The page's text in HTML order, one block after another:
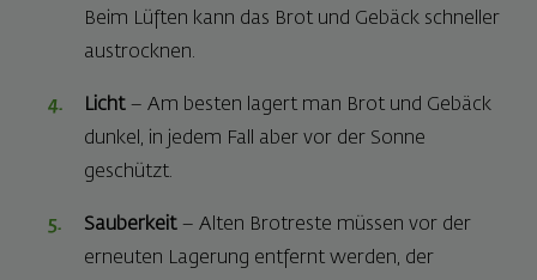
Beim Lüften kann das Brot und Gebäck schneller
austrocknen.
Licht – Am besten lagert man Brot und Gebäck
dunkel, in jedem Fall aber vor der Sonne
geschützt.
Sauberkeit – Alten Brotreste müssen vor der
erneuten Lagerung entfernt werden, der